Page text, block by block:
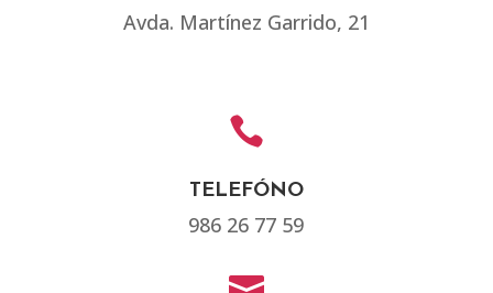
Avda. Martínez Garrido, 21

TELEFÓNO
986 26 77 59